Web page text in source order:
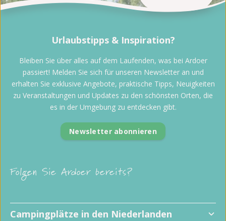
Folgen Sie Ardoer bereits?
Campingplätze in den Niederlanden
Urlaubstipps & Inspiration?
Bleiben Sie über alles auf dem Laufenden, was bei Ardoer
passiert! Melden Sie sich für unseren Newsletter an und
erhalten Sie exklusive Angebote, praktische Tipps, Neuigkeiten
zu Veranstaltungen und Updates zu den schönsten Orten, die
es in der Umgebung zu entdecken gibt.
Newsletter abonnieren